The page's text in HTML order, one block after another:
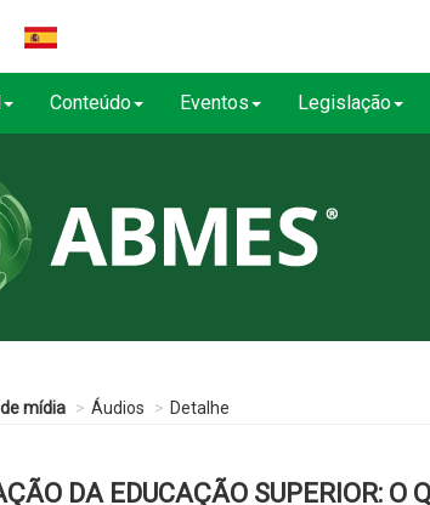
Conteúdo Eventos Legislação
mídia Áudios Detalhe
DA EDUCAÇÃO SUPERIOR: O